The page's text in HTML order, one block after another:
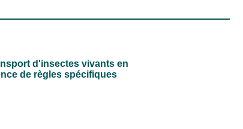
d'insectes vivants en
de règles spécifiques